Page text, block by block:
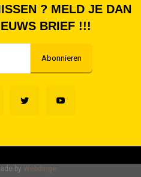
? MELD JE DAN
BRIEF !!!
Abonnieren
by Webdinge